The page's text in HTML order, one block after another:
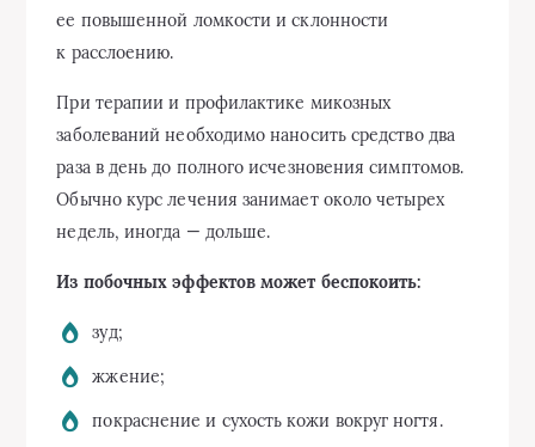
ее повышенной ломкости и склонности
к расслоению.
При терапии и профилактике микозных
заболеваний необходимо наносить средство два
раза в день до полного исчезновения симптомов.
Обычно курс лечения занимает около четырех
недель, иногда — дольше.
Из побочных эффектов может беспокоить:
зуд;
жжение;
покраснение и сухость кожи вокруг ногтя.